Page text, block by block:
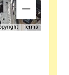
Terms